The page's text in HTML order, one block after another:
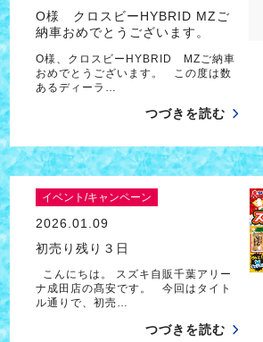
O様 クロスビーHYBRID MZご
納車おめでとうございます。
O様、クロスビーHYBRID MZご納車
おめでとうございます。 この度は数
あるディーラ…
つづきを読む
イベント/キャンペーン
2026.01.09
初売り残り３日
こんにちは。 スズキ自販千葉アリー
ナ成田店の髙安です。 今回はタイト
ル通りで、初売…
つづきを読む